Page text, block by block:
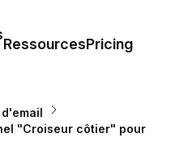
RessourcesPricing
"Croiseur côtier" pour